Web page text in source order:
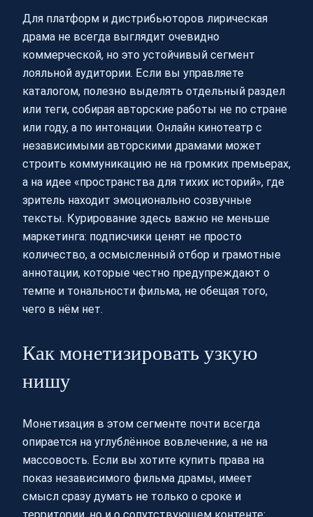
Для платформ и дистрибьюторов лирическая
драма не всегда выглядит очевидно
коммерческой, но это устойчивый сегмент
лояльной аудитории. Если вы управляете
каталогом, полезно выделять отдельный раздел
или теги, собирая авторские работы не по стране
или году, а по интонации. Онлайн кинотеатр с
независимыми авторскими драмами может
строить коммуникацию не на громких премьерах,
а на идее «пространства для тихих историй», где
зритель находит эмоционально созвучные
тексты. Курирование здесь важно не меньше
маркетинга: подписчики ценят не просто
количество, а осмысленный отбор и грамотные
аннотации, которые честно предупреждают о
темпе и тональности фильма, не обещая того,
чего в нём нет.
Как монетизировать узкую
нишу
Монетизация в этом сегменте почти всегда
опирается на углублённое вовлечение, а не на
массовость. Если вы хотите купить права на
показ независимого фильма драмы, имеет
смысл сразу думать не только о сроке и